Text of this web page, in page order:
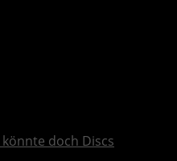
könnte doch Discs